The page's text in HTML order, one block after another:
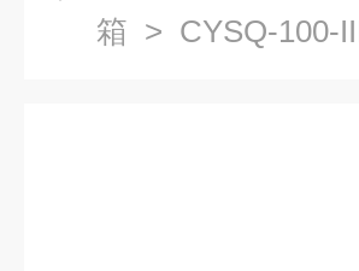
箱 > CYSQ-100-